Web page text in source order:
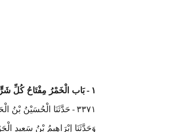
١ -بَاب الْخَمْرُ مِفْتَاحُ كُلِّ شَرٍّ
٣٣٧١ - حَدَّثَنَا الْحُسَيْنُ بْنُ
وَحَدَّثَنَا إِبْرَاهِيمُ بْنُ سَعِيدٍ